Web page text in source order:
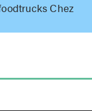
Chez